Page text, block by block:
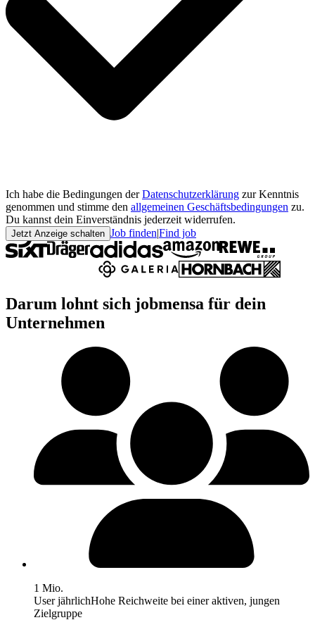
Ich habe die Bedingungen der Datenschutzerklärung zur Kenntnis
genommen und stimme den allgemeinen Geschäftsbedingungen zu.
Du kannst dein Einverständnis jederzeit widerrufen.
Jetzt Anzeige schalten Job finden|Find job
Darum lohnt sich jobmensa für dein
Unternehmen
1 Mio.
User jährlichHohe Reichweite bei einer aktiven, jungen
Zielgruppe